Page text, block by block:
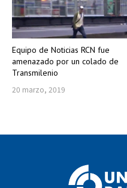
Equipo de Noticias RCN fue
amenazado por un colado de
Transmilenio
20 marzo, 2019